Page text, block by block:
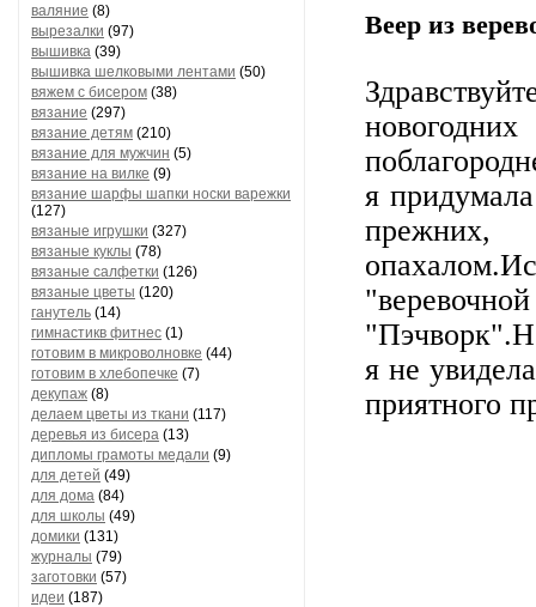
валяние (8)
вырезалки (97)
вышивка (39)
вышивка шелковыми лентами (50)
вяжем с бисером (38)
вязание (297)
вязание детям (210)
вязание для мужчин (5)
вязание на вилке (9)
вязание шарфы шапки носки варежки
(127)
вязаные игрушки (327)
вязаные куклы (78)
вязаные салфетки (126)
вязаные цветы (120)
ганутель (14)
гимнастикв фитнес (1)
готовим в микроволновке (44)
готовим в хлебопечке (7)
декупаж (8)
делаем цветы из ткани (117)
деревья из бисера (13)
дипломы грамоты медали (9)
для детей (49)
для дома (84)
для школы (49)
домики (131)
журналы (79)
заготовки (57)
идеи (187)
Веер из
я
я не
приятного